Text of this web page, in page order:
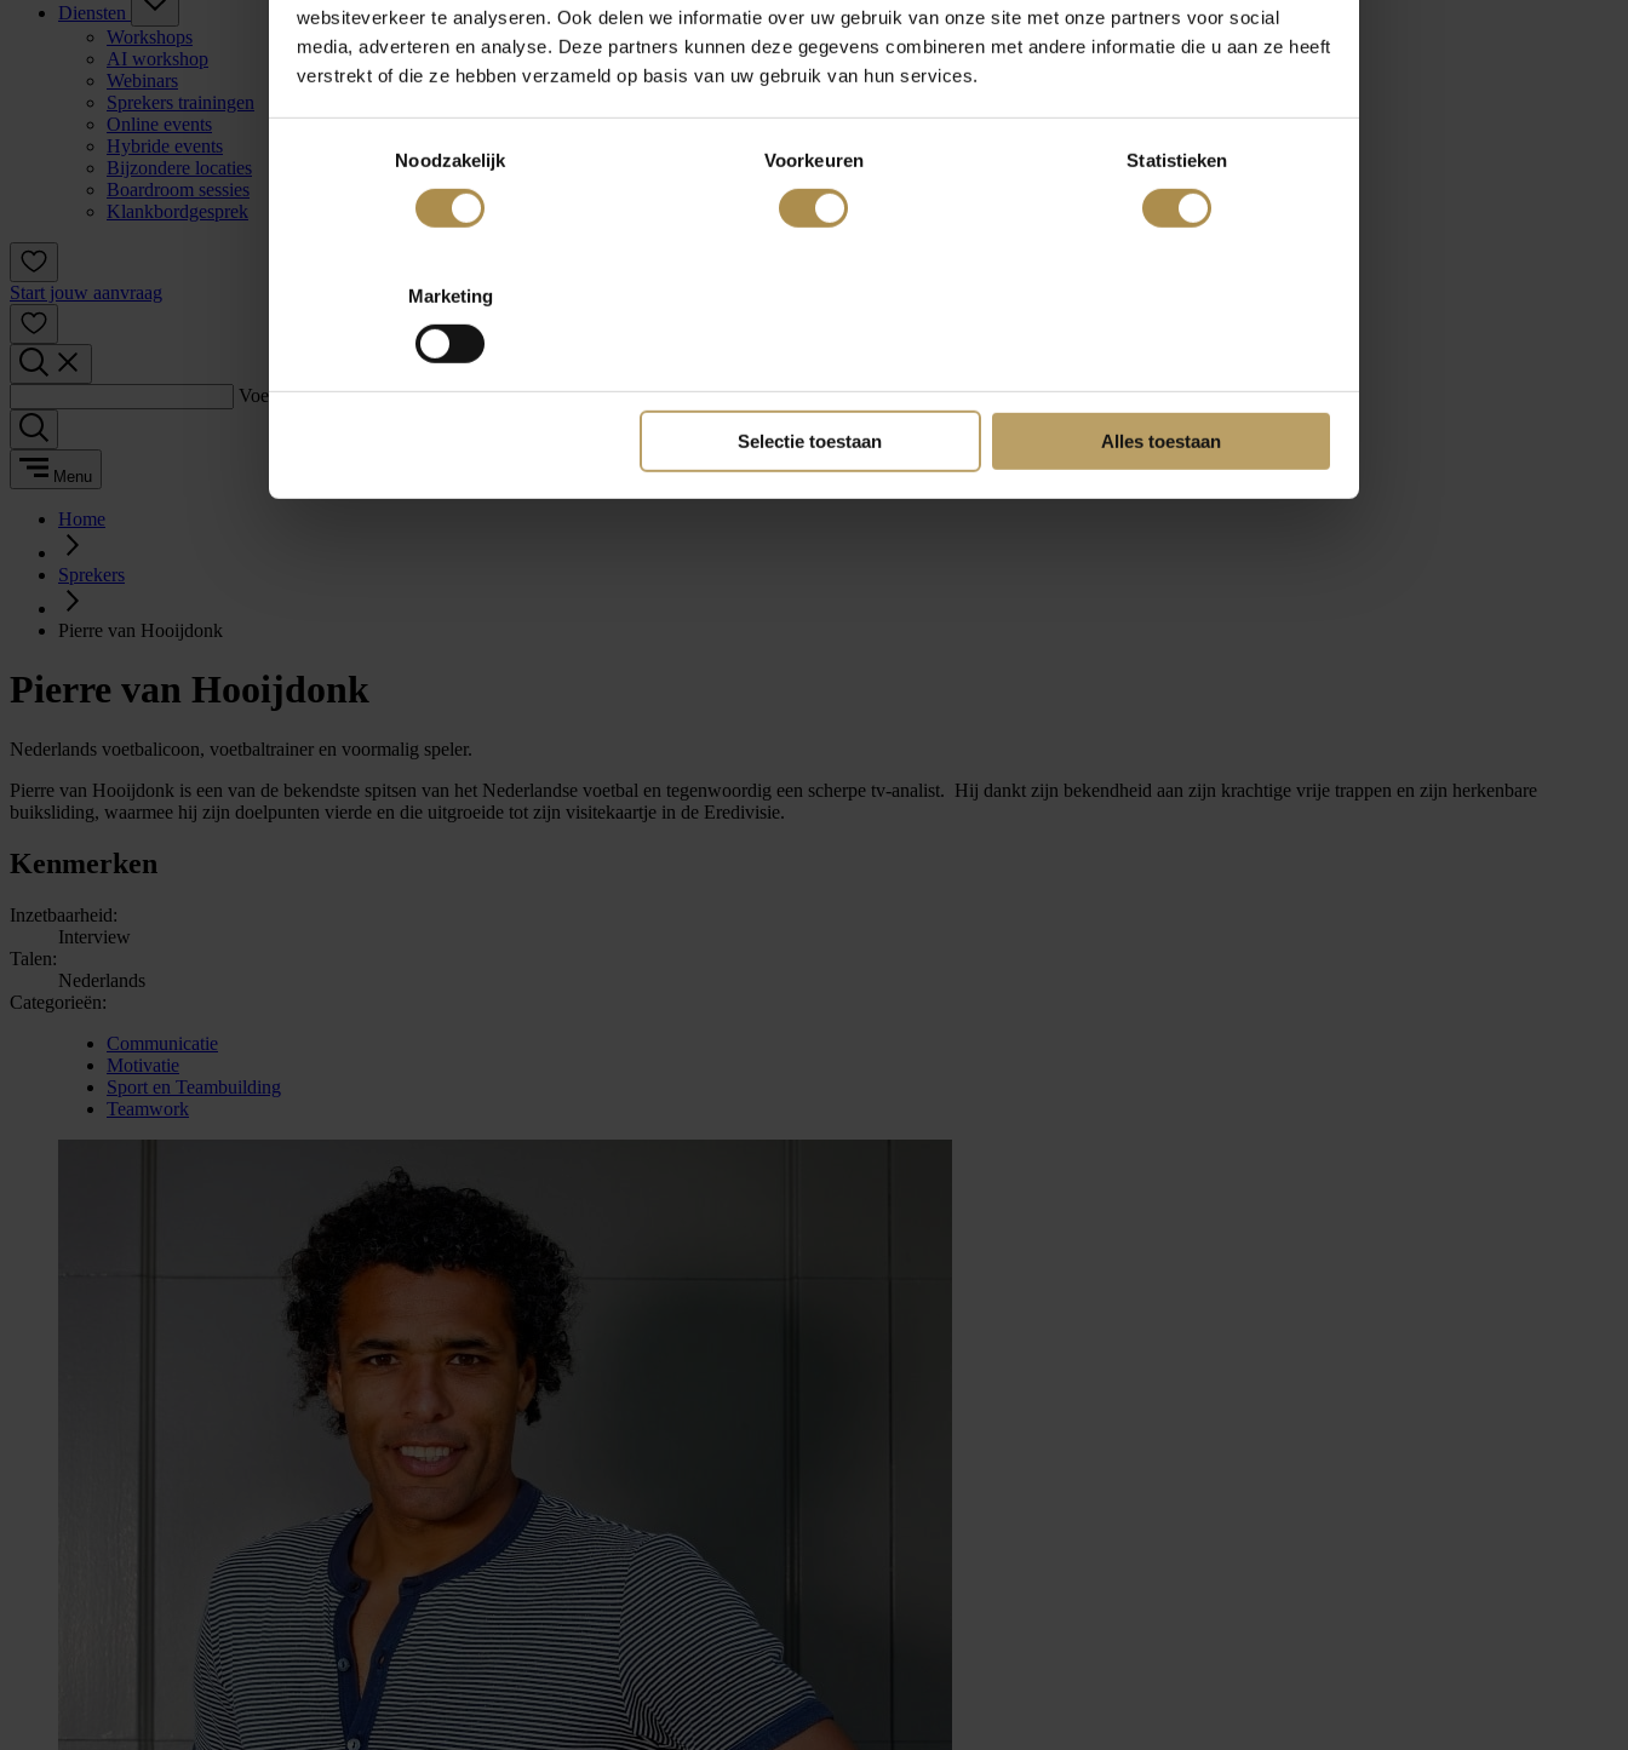
websiteverkeer te analyseren. Ook delen we informatie over uw gebruik van onze site met onze partners voor social
media, adverteren en analyse. Deze partners kunnen deze gegevens combineren met andere informatie die u aan ze heeft
verstrekt of die ze hebben verzameld op basis van uw gebruik van hun services.
Noodzakelijk
Voorkeuren Statistieken
Marketing
Selectie toestaan Alles toestaan
Diensten
Workshops
AI workshop
Webinars
Sprekers trainingen
Online events
Hybride events
Bijzondere locaties
Boardroom sessies
Klankbordgesprek
Start jouw aanvraag
Voer een zoekterm in:
Menu
Home
Sprekers
Pierre van Hooijdonk
Pierre van Hooijdonk
Nederlands voetbalicoon, voetbaltrainer en voormalig speler.
Pierre van Hooijdonk is een van de bekendste spitsen van het Nederlandse voetbal en tegenwoordig een scherpe tv-analist. Hij dankt zijn bekendheid aan zijn krachtige vrije trappen en zijn herkenbare
buiksliding, waarmee hij zijn doelpunten vierde en die uitgroeide tot zijn visitekaartje in de Eredivisie.
Kenmerken
Inzetbaarheid:
Interview
Talen:
Nederlands
Categorieën:
Communicatie
Motivatie
Sport en Teambuilding
Teamwork